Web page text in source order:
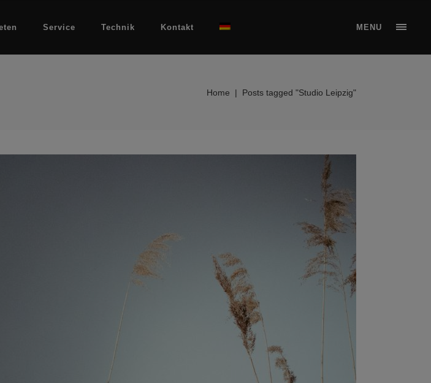
Service Technik Kontakt MENU
Home | Posts tagged "Studio Leipzig"